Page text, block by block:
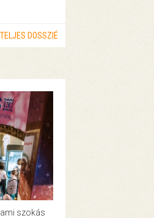
DOSSZIÉ
ami szokás